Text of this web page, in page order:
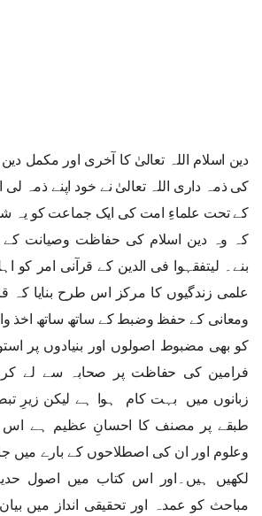
دین اسلام اللہ تعالیٰ کا آخری اور
کی ذمہ داری اللہ تعالیٰ نے خود اپنے ذمہ
کے تحت علماءِ امت کی ایک جماعت کو
کہ وہ دین اسلام کی حفاظت وصیانت کے
بنے۔ لیتفقہوا فی الدین کے قرآنی امر کو
علمی زندگیوں کا مرکز اس طرح بنایا کہ
ومعانی کے حفظ وضبط کے ساتھ ساتھ اخذ
کو بھی مضبوط اصولوں اور بنیادوں پر
فرامین کی حفاظت پر صحابہ سے لے کر
زبانوں میں بہت کام ہوا ہے لیکن زیرِ
طبقے پر مصنف کا احسانِ عظیم ہے اس
وعلوم اور ان کی اصطلاحوں کے بارے میں
لکھیں ہیں۔اور اس کتاب میں اصول
مباحث کو عمدہ اور تحقیقی انداز میں